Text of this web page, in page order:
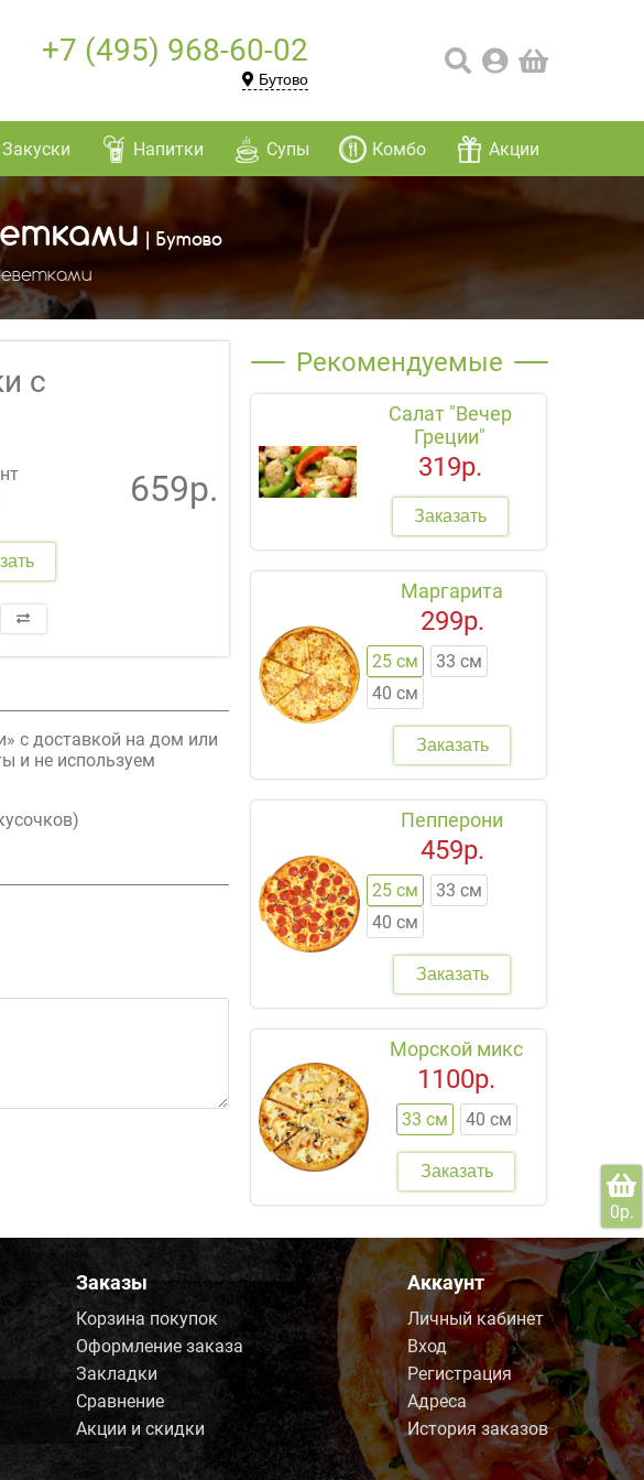
+7 (495) 968-60-02
Бутово
Закуски Напитки Супы Комбо Акции
0р.
| Бутово
с
659р.
с доставкой на дом или
и не используем
Рекомендуемые
Салат "Вечер
Греции"
319р.
Заказать
Маргарита
25 см
33 см
40 см
299р.
Заказать
Пепперони
25 см
33 см
40 см
459р.
Заказать
Морской микс
33 см 40 см
1100р.
Заказать
Заказы
Корзина покупок
Оформление заказа
Закладки
Сравнение
Акции и скидки
Аккаунт
Личный кабинет
Вход
Регистрация
Адреса
История заказов